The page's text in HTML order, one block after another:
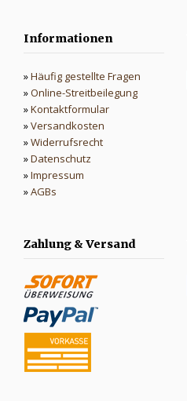
Informationen
»Häufig gestellte Fragen
»Online-Streitbeilegung
»Kontaktformular
»Versandkosten
»Widerrufsrecht
»Datenschutz
»Impressum
»AGBs
Zahlung & Versand